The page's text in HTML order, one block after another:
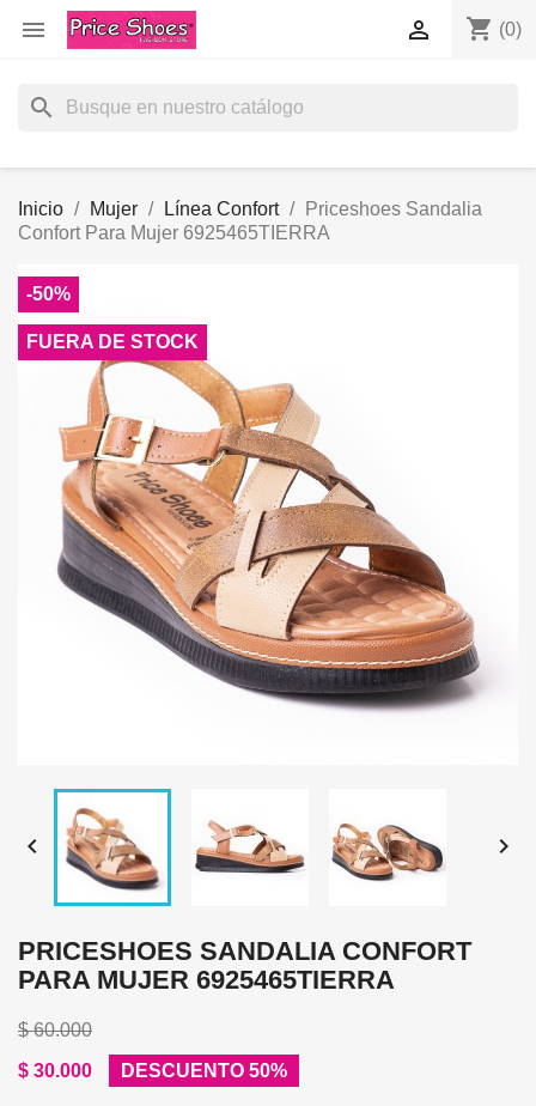
 shopping_cart (0)

search
Inicio Mujer Línea Confort
Priceshoes Sandalia
Confort Para Mujer 6925465TIERRA
-50%
FUERA DE STOCK
 
PRICESHOES SANDALIA CONFORT
PARA MUJER 6925465TIERRA
$ 60.000
$ 30.000
DESCUENTO 50%